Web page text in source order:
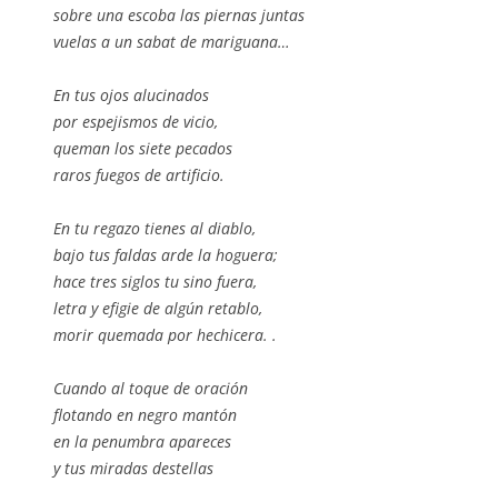
sobre una escoba las piernas juntas
vuelas a un sabat de mariguana…
En tus ojos alucinados
por espejismos de vicio,
queman los siete pecados
raros fuegos de artificio.
En tu regazo tienes al diablo,
bajo tus faldas arde la hoguera;
hace tres siglos tu sino fuera,
letra y efigie de algún retablo,
morir quemada por hechicera. .
Cuando al toque de oración
flotando en negro mantón
en la penumbra apareces
y tus miradas destellas